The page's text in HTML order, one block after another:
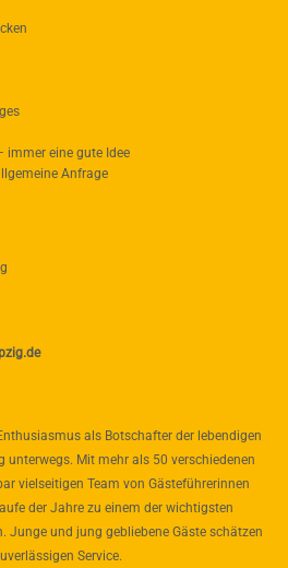
immer eine gute Idee
Anfrage
als Botschafter der lebendigen
unterwegs. Mit mehr als 50 verschiedenen
vielseitigen Team von Gästeführerinnen
der Jahre zu einem der wichtigsten
Junge und jung gebliebene Gäste schätzen
Service.